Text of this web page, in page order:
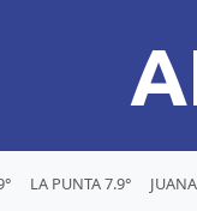
LA PUNTA 7.9°